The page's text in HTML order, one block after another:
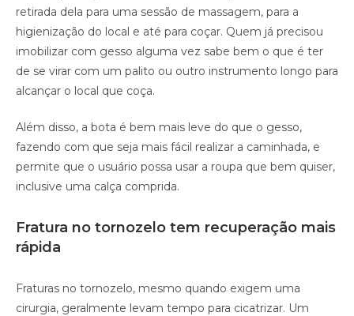
retirada dela para uma sessão de massagem, para a
higienização do local e até para coçar. Quem já precisou
imobilizar com gesso alguma vez sabe bem o que é ter
de se virar com um palito ou outro instrumento longo para
alcançar o local que coça.
Além disso, a bota é bem mais leve do que o gesso,
fazendo com que seja mais fácil realizar a caminhada, e
permite que o usuário possa usar a roupa que bem quiser,
inclusive uma calça comprida.
Fratura no tornozelo tem recuperação mais
rápida
Fraturas no tornozelo, mesmo quando exigem uma
cirurgia, geralmente levam tempo para cicatrizar. Um